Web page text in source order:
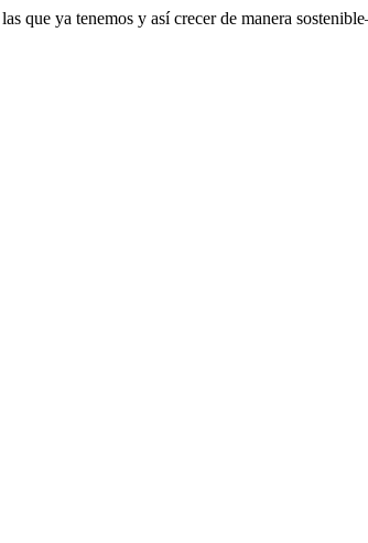
que ya tenemos y así crecer de manera